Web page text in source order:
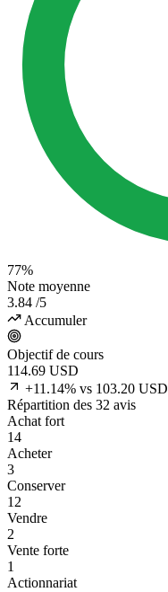
77%
Note moyenne
3.84 /5
Accumuler
Objectif de cours
114.69 USD
+11.14% vs 103.20 USD
Répartition des 32 avis
Achat fort
14
Acheter
3
Conserver
12
Vendre
2
Vente forte
1
Actionnariat